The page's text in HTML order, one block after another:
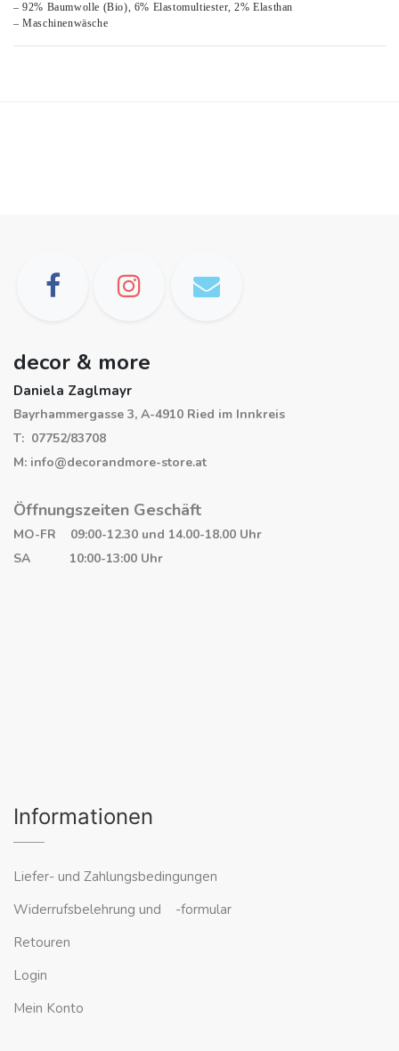
– 92% Baumwolle (Bio), 6% Elastomultiester, 2% Elasthan
– Maschinenwäsche
decor & more
Daniela Zaglmayr
Bayrhammergasse 3, A-4910 Ried im Innkreis
T: 07752/83708
M: info@decorandmore-store.at
Öffnungszeiten Geschäft
MO-FR 09:00-12.30 und 14.00-18.00 Uhr
SA 10:00-13:00 Uhr
Informationen
Liefer- und Zahlungsbedingungen
Widerrufsbelehrung und -formular
Retouren
Login
Mein Konto